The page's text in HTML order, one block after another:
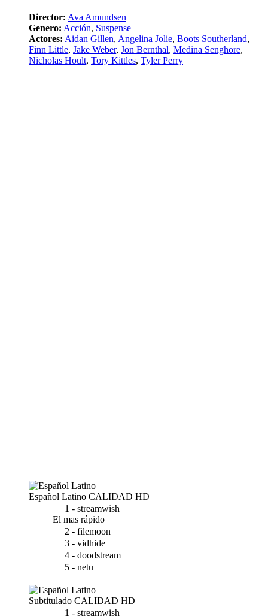
Director: Ava Amundsen
Genero: Acción, Suspense
Actores: Aidan Gillen, Angelina Jolie, Boots Southerland,
Finn Little, Jake Weber, Jon Bernthal, Medina Senghore,
Nicholas Hoult, Tory Kittles, Tyler Perry
Español Latino CALIDAD HD
1 - streamwish
El mas rápido
2 - filemoon
3 - vidhide
4 - doodstream
5 - netu
Subtitulado CALIDAD HD
1 - streamwish